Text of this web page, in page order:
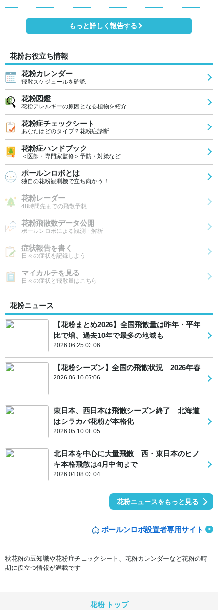
もっと詳しく報告する
花粉お役立ち情報
花粉カレンダー
飛散スケジュールを確認
花粉図鑑
花粉アレルギーの原因となる植物を紹介
花粉症チェックシート
あなたはどのタイプ？花粉症診断
花粉症ハンドブック
＜医師・専門家監修＞予防・対策など
ポールンロボとは
独自の花粉観測機で立ち向かう！
花粉レーダー
48時間先までの飛散予想
花粉飛散数データ公開
ポールンロボによる観測・解析
症状報告を書く
日々の症状を記録しよう
マイカルテを見る
日々の症状と飛散量はこちら
花粉ニュース
【花粉まとめ2026】全国飛散量は昨年・平年
比で増、過去10年で最多の地域も
2026.06.25 03:06
【花粉シーズン】全国の飛散状況 2026年春
2026.06.10 07:06
東日本、西日本は飛散シーズン終了 北海道
はシラカバ花粉が本格化
2026.05.10 08:05
北日本を中心に大量飛散 西・東日本のヒノ
キ本格飛散は4月中旬まで
2026.04.08 03:04
花粉ニュースをもっと見る
ポールンロボ設置者専用サイト
秋花粉の豆知識や花粉症チェックシート、花粉カレンダーなど花粉の時
期に役立つ情報が満載です
花粉 トップ